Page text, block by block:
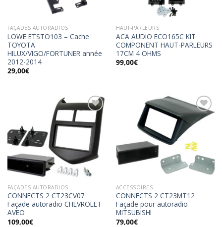
FAÇADES AUTORADIOS
LOWE ETSTO103 – Cache
TOYOTA
HILUX/VIGO/FORTUNER année
2012-2014
29,00€
HAUT-PARLEURS
ACA AUDIO ECO165C KIT
COMPONENT HAUT-PARLEURS
17CM 4 OHMS
99,00€
Ajouter
à la
wishlist
FAÇADES AUTORADIOS
CONNECTS 2 CT23CV07
Façade autoradio CHEVROLET
AVEO
109,00€
à la
wishlist
ACCESSOIRES
CONNECTS 2 CT23MT12
Façade pour autoradio
MITSUBISHI
79,00€